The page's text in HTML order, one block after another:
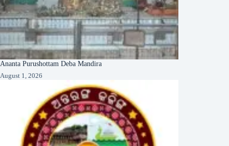
Ananta Purushottam Deba Mandira
August 1, 2026